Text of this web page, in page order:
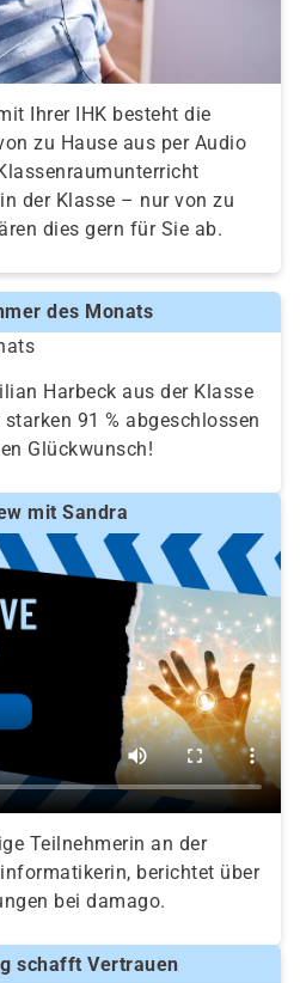
Ihrer IHK besteht die
zu Hause aus per Audio
der Klasse – nur von zu
dies gern für Sie ab.
des Monats
Harbeck aus der Klasse
91 % abgeschlossen
Glückwunsch!
mit Sandra
Teilnehmerin an der
berichtet über
bei damago.
schafft Vertrauen